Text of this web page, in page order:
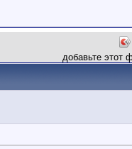
добавьте этот